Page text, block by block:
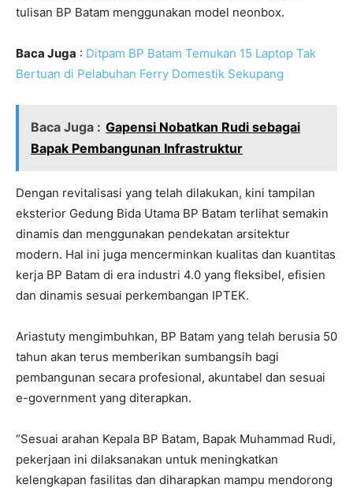
tulisan BP Batam menggunakan model neonbox.
Baca Juga : Ditpam BP Batam Temukan 15 Laptop Tak
Bertuan di Pelabuhan Ferry Domestik Sekupang
Baca Juga : Gapensi Nobatkan Rudi sebagai
Bapak Pembangunan Infrastruktur
Dengan revitalisasi yang telah dilakukan, kini tampilan
eksterior Gedung Bida Utama BP Batam terlihat semakin
dinamis dan menggunakan pendekatan arsitektur
modern. Hal ini juga mencerminkan kualitas dan kuantitas
kerja BP Batam di era industri 4.0 yang fleksibel, efisien
dan dinamis sesuai perkembangan IPTEK.
Ariastuty mengimbuhkan, BP Batam yang telah berusia 50
tahun akan terus memberikan sumbangsih bagi
pembangunan secara profesional, akuntabel dan sesuai
e-government yang diterapkan.
“Sesuai arahan Kepala BP Batam, Bapak Muhammad Rudi,
pekerjaan ini dilaksanakan untuk meningkatkan
kelengkapan fasilitas dan diharapkan mampu mendorong